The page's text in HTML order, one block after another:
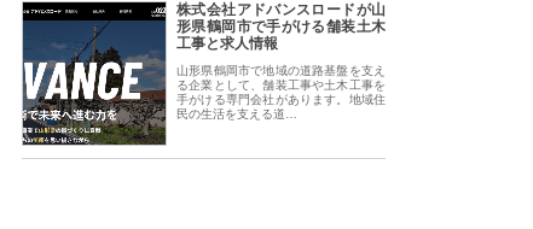
株式会社アドバンスロードが山
形県鶴岡市で手がける舗装土木
工事と求人情報
山形県鶴岡市で地域の道路基盤を支え
る企業として、舗装工事や土木工事を
手がける専門会社があります。地域住
民の生活を支える道…